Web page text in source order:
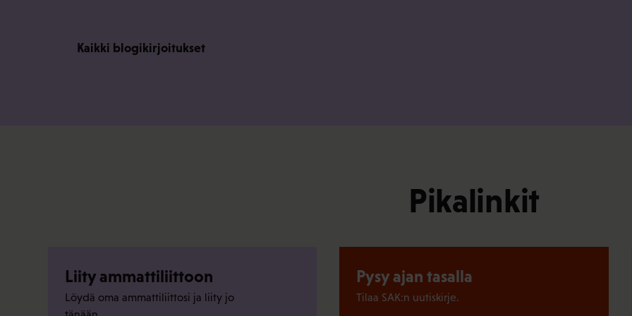
Kaikki blogikirjoitukset
Pikalinkit
Liity ammattiliittoon
Löydä oma ammattiliittosi ja liity jo
Pysy ajan tasalla
Tilaa SAK:n uutiskirje.